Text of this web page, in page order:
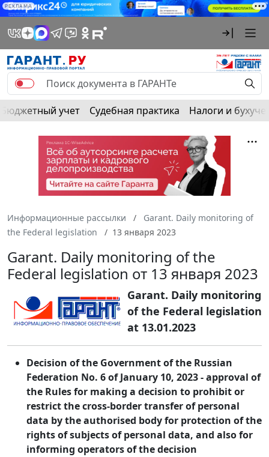
РЕКЛАМА
Бюджетный учет Судебная практика Налоги и
Информационные рассылки
Garant. Daily monitoring of
the Federal legislation
13 января 2023
Garant. Daily monitoring of the
Federal legislation от 13 января 2023
Garant. Daily monitoring
of the Federal legislation
at 13.01.2023
Decision of the Government of the Russian
Federation No. 6 of January 10, 2023 - approval of
the Rules for making a decision to prohibit or
restrict the cross-border transfer of personal
data by the authorised body for protection of the
rights of subjects of personal data, and also for
informing operators of the decision